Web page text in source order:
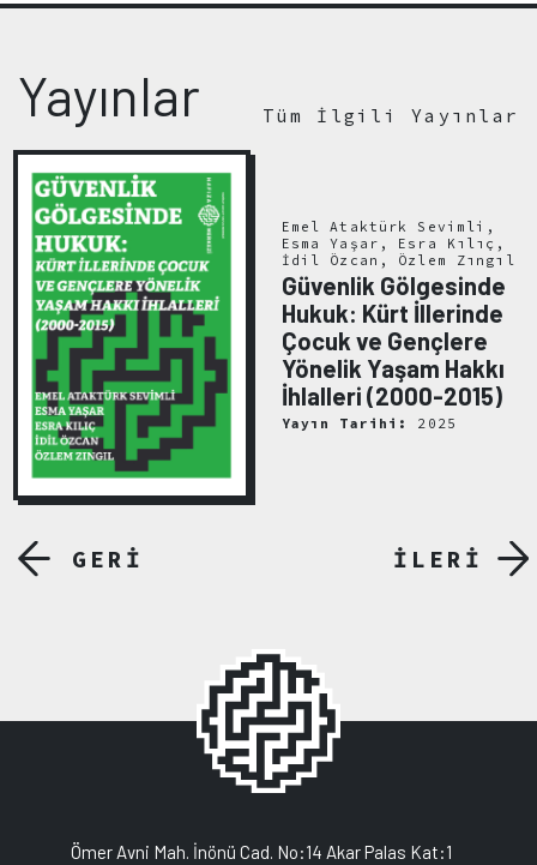
Yayınlar Tüm İlgili Yayınlar
GERİ
Emel Ataktürk Sevimli,
Esma Yaşar, Esra Kılıç,
İdil Özcan, Özlem Zıngıl
Güvenlik Gölgesinde
Hukuk: Kürt İllerinde
Çocuk ve Gençlere
Yönelik Yaşam Hakkı
İhlalleri (2000-2015)
Yayın Tarihi: 2025
İLERİ
Ömer Avni Mah. İnönü Cad. No:14 Akar Palas Kat:1